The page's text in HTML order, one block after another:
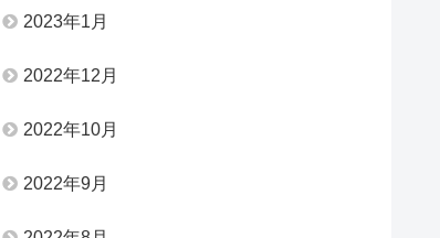
2023年1月
2022年12月
2022年10月
2022年9月